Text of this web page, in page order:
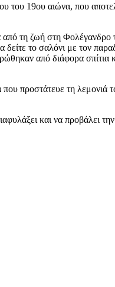
του 19ου αιώνα, που
τη ζωή στη Φολέγανδρο
δείτε το σαλόνι με τον
από διάφορα σπίτια
προστάτευε τη λεμονιά
και να προβάλει